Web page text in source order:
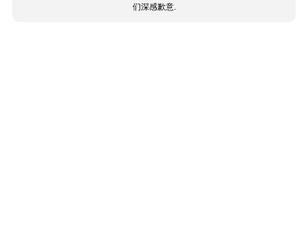
们深感歉意.